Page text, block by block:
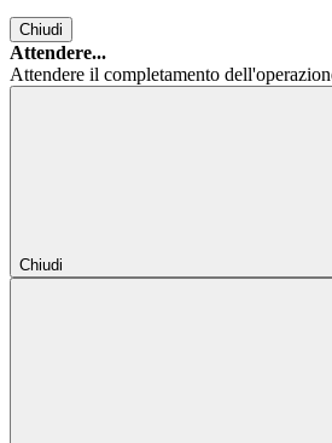
Chiudi
Attendere...
Attendere il completamento
Chiudi